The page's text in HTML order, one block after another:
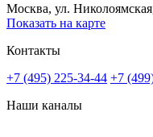
Москва, ул.
Показать на карте
Контакты
+7 (495) 225-34-44 +7
Наши каналы